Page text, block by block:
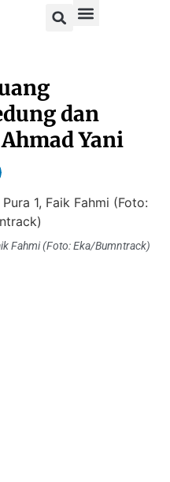
dan
Yani
Fahmi (Foto: Eka/Bumntrack)